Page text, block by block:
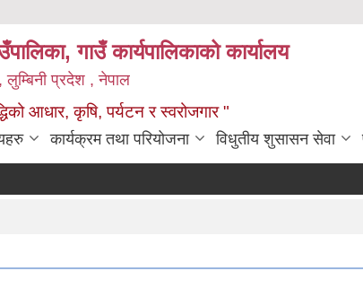
गाउँ कार्यपालिकाको कार्यालय
लुम्बिनी प्रदेश , नेपाल
आधार, कृषि, पर्यटन र स्वरोजगार "
कार्यक्रम तथा परियोजना विधुतीय शुसासन सेवा